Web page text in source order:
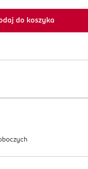
do koszyka